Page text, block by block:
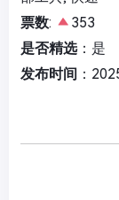
票数:
353
是否精选：是
发布时间 ：